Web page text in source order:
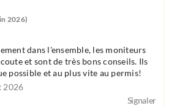
2026)
dans l'ensemble, les moniteurs
et sont de très bons conseils. Ils
possible et au plus vite au permis!
2026
Signaler